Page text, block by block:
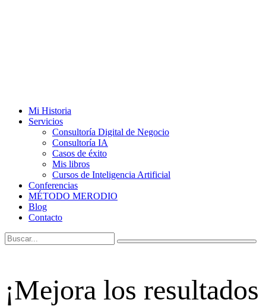
Mi Historia
Servicios
Consultoría Digital de Negocio
Consultoría IA
Casos de éxito
Mis libros
Cursos de Inteligencia Artificial
Conferencias
MÉTODO MERODIO
Blog
Contacto
¡Mejora los resultados